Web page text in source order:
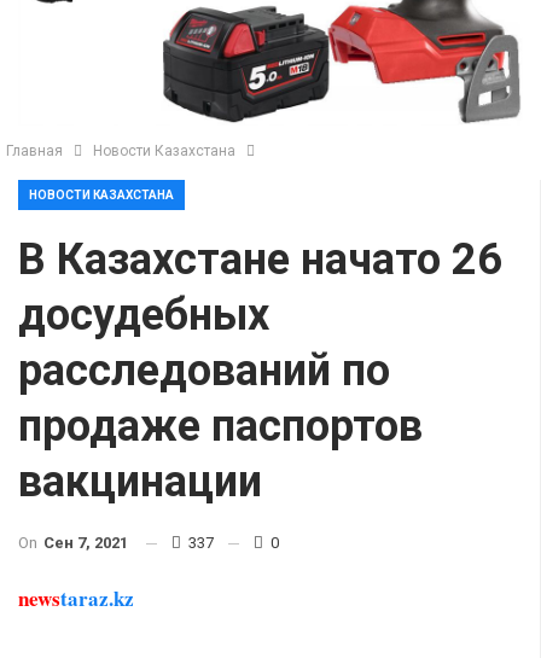
Главная Новости Казахстана
НОВОСТИ КАЗАХСТАНА
В Казахстане начато 26
досудебных
расследований по
продаже паспортов
вакцинации
On Сен 7, 2021 337 0
newstaraz.kz